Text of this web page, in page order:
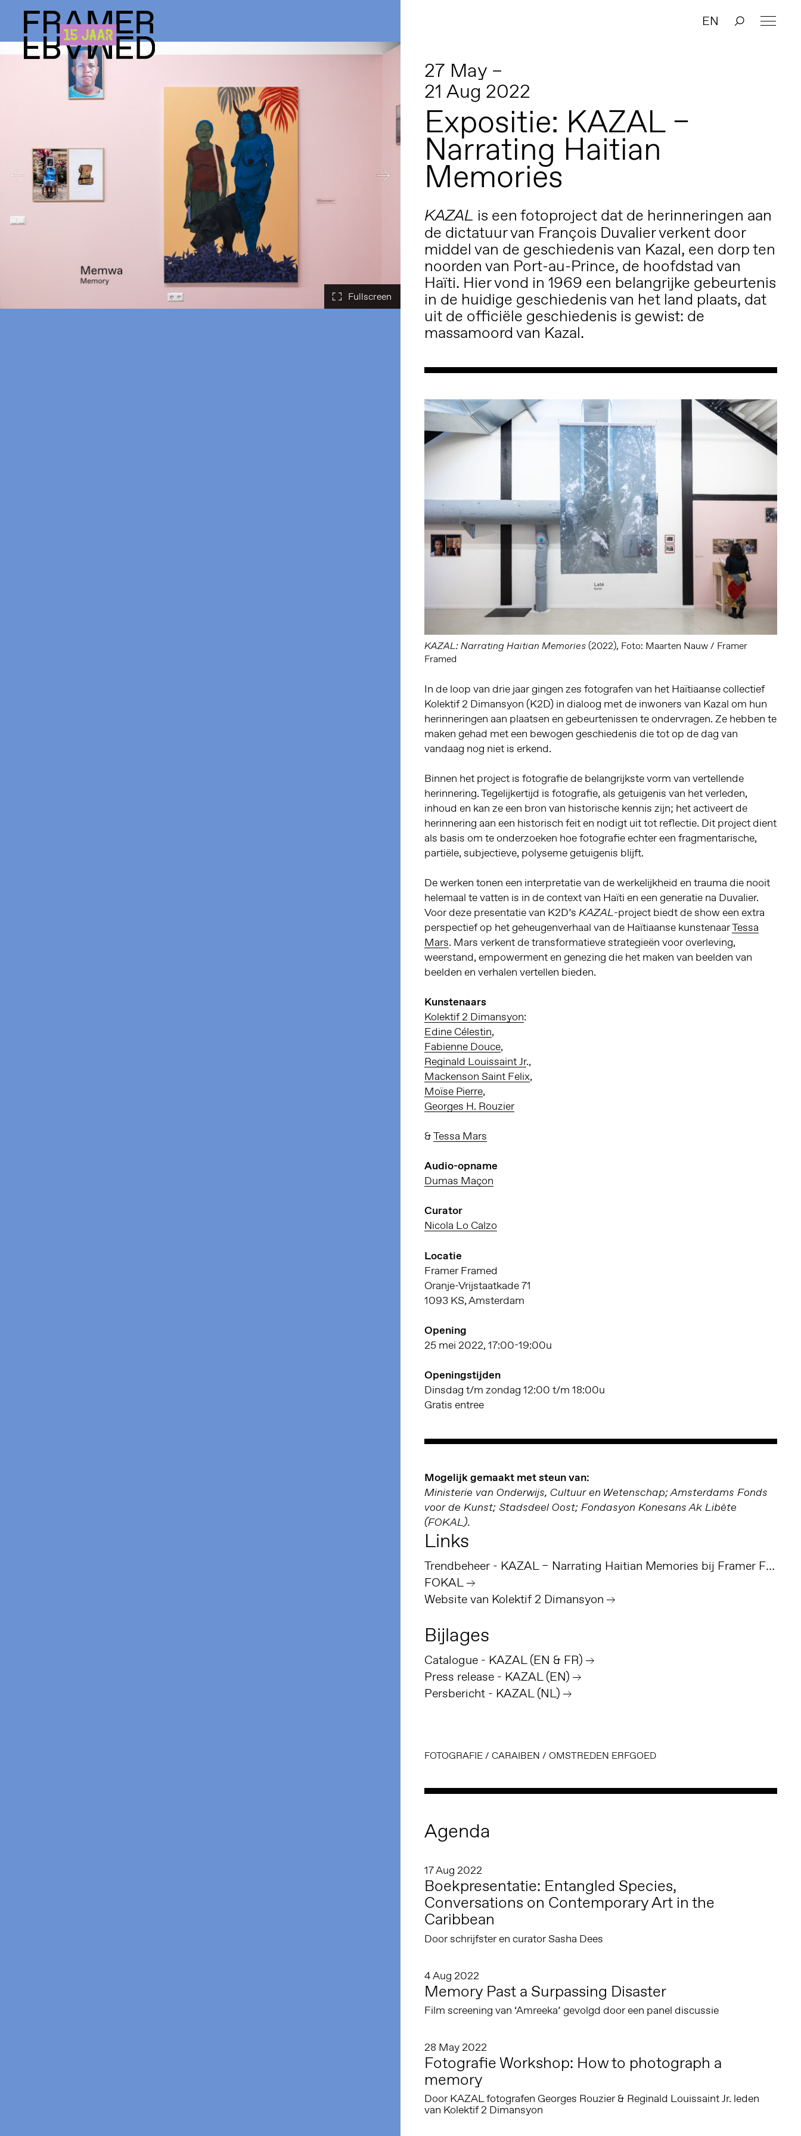
EN
27 May –
21 Aug 2022
Expositie: KAZAL –
Narrating Haitian
Memories
KAZAL is een fotoproject dat de herinneringen aan
de dictatuur van François Duvalier verkent door
middel van de geschiedenis van Kazal, een dorp ten
noorden van Port-au-Prince, de hoofdstad van
Haïti. Hier vond in 1969 een belangrijke gebeurtenis
in de huidige geschiedenis van het land plaats, dat
uit de officiële geschiedenis is gewist: de
massamoord van Kazal.
KAZAL: Narrating Haitian Memories (2022), Foto: Maarten Nauw / Framer
Framed
In de loop van drie jaar gingen zes fotografen van het Haïtiaanse collectief
Kolektif 2 Dimansyon (K2D) in dialoog met de inwoners van Kazal om hun
herinneringen aan plaatsen en gebeurtenissen te ondervragen. Ze hebben te
maken gehad met een bewogen geschiedenis die tot op de dag van
vandaag nog niet is erkend.
Binnen het project is fotografie de belangrijkste vorm van vertellende
herinnering. Tegelijkertijd is fotografie, als getuigenis van het verleden,
inhoud en kan ze een bron van historische kennis zijn; het activeert de
herinnering aan een historisch feit en nodigt uit tot reflectie. Dit project dient
als basis om te onderzoeken hoe fotografie echter een fragmentarische,
partiële, subjectieve, polyseme getuigenis blijft.
De werken tonen een interpretatie van de werkelijkheid en trauma die nooit
helemaal te vatten is in de context van Haïti en een generatie na Duvalier.
Voor deze presentatie van K2D’s KAZAL-project biedt de show een extra
perspectief op het geheugenverhaal van de Haïtiaanse kunstenaarTessa
Mars. Mars verkent de transformatieve strategieën voor overleving,
weerstand, empowerment en genezing die het maken van beelden van
beelden en verhalen vertellen bieden.
Kunstenaars
Kolektif 2 Dimansyon:
Edine Célestin,
Fabienne Douce,
Reginald Louissaint Jr.,
Mackenson Saint Felix,
Moïse Pierre,
Georges H. Rouzier
&Tessa Mars
Audio-opname
Dumas Maçon
Curator
Nicola Lo Calzo
Locatie
Framer Framed
Oranje-Vrijstaatkade 71
1093 KS, Amsterdam
Opening
25 mei 2022, 17:00-19:00u
Openingstijden
Dinsdag t/m zondag 12:00 t/m 18:00u
Gratis entree
Mogelijk gemaakt met steun van:
Ministerie van Onderwijs, Cultuur en Wetenschap; Amsterdams Fonds
voor de Kunst; Stadsdeel Oost; Fondasyon Konesans Ak Libète
(FOKAL).
Links
Trendbeheer - KAZAL – Narrating Haitian Memories bij Framer Framed
FOKAL
Website van Kolektif 2 Dimansyon
Bijlages
Catalogue - KAZAL (EN & FR)
Press release - KAZAL (EN)
Persbericht - KAZAL (NL)
FOTOGRAFIE/ CARAIBEN / OMSTREDEN ERFGOED
Agenda
17 Aug 2022
Boekpresentatie: Entangled Species,
Conversations on Contemporary Art in the
Caribbean
Door schrijfster en curator Sasha Dees
4 Aug 2022
Memory Past a Surpassing Disaster
Film screening van ‘Amreeka’ gevolgd door een panel discussie
28 May 2022
Fotografie Workshop: How to photograph a
memory
Door KAZAL fotografen Georges Rouzier & Reginald Louissaint Jr. leden
van Kolektif 2 Dimansyon